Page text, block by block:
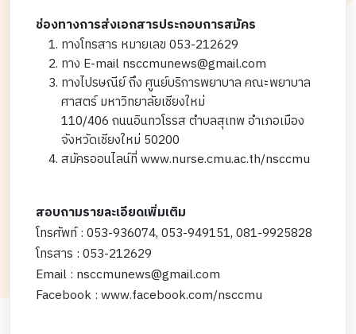
ช่องทางการส่งเอกสารประกอบการสมัคร
ทางโทรสาร หมายเลข 053-212629
ทาง E-mail nsccmunews@gmail.com
ทางไปรษณีย์ ถึง ศูนย์บริการพยาบาล คณะพยาบาล
ศาสตร์ มหาวิทยาลัยเชียงใหม่
110/406 ถนนอินทวโรรส ตำบลสุเทพ อำเภอเมือง
จังหวัดเชียงใหม่ 50200
สมัครออนไลน์ที่ www.nurse.cmu.ac.th/nsccmu
สอบถามรายละเอียดเพิ่มเติม
โทรศัพท์ : 053-936074, 053-949151, 081-9925828
โทรสาร : 053-212629
Email : nsccmunews@gmail.com
Facebook : www.facebook.com/nsccmu